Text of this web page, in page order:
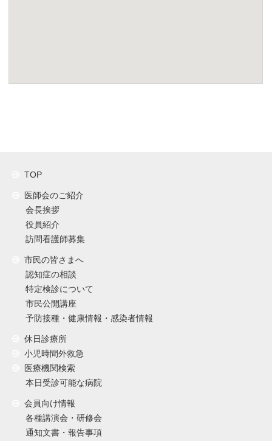
TOP
医師会のご紹介
会長挨拶
役員紹介
訪問看護師募集
市民の皆さまへ
認知症の相談
特定検診について
市民公開講座
予防接種・健康情報・感染者情報
休日診療所
小児時間外救急
医療機関検索
本日受診可能な病院
会員向け情報
各種講演会・研修会
通知文書・報告事項